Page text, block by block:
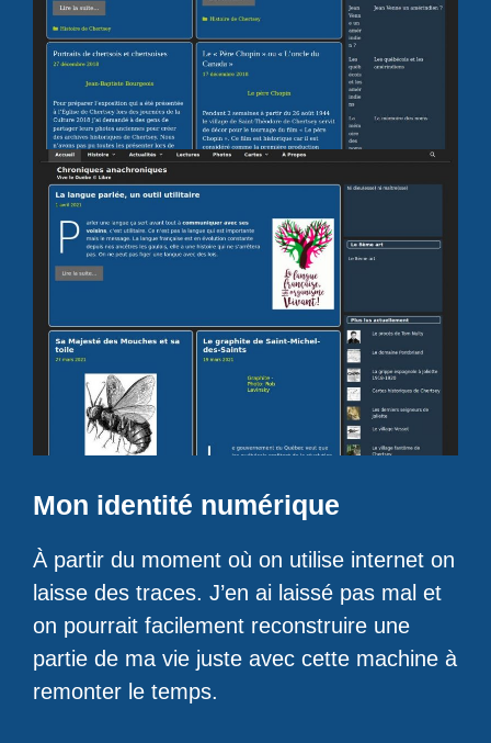
Mon identité numérique
À partir du moment où on utilise internet on
laisse des traces. J’en ai laissé pas mal et
on pourrait facilement reconstruire une
partie de ma vie juste avec cette machine à
remonter le temps.